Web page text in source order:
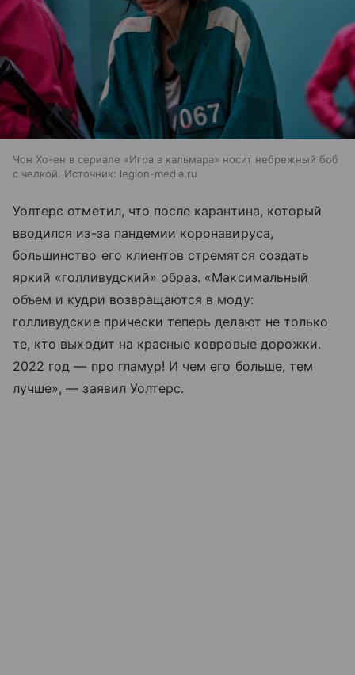
Чон Хо-ен в сериале «Игра в кальмара» носит небрежный боб
с челкой. Источник: legion-media.ru
Уолтерс отметил, что после карантина, который
вводился из-за пандемии коронавируса,
большинство его клиентов стремятся создать
яркий «голливудский» образ. «Максимальный
объем и кудри возвращаются в моду:
голливудские прически теперь делают не только
те, кто выходит на красные ковровые дорожки.
2022 год — про гламур! И чем его больше, тем
лучше», — заявил Уолтерс.